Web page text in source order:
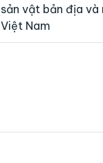
sản vật bản địa và
Việt Nam